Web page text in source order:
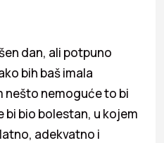
dan, ali potpuno
bih baš imala
nešto nemoguće to bi
bi bio bolestan, u kojem
adekvatno i